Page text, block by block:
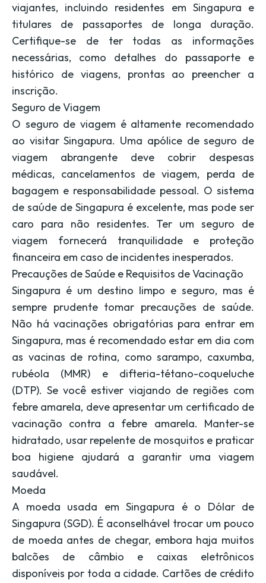
viajantes, incluindo residentes em Singapura e
titulares de passaportes de longa duração.
Certifique-se de ter todas as informações
necessárias, como detalhes do passaporte e
histórico de viagens, prontas ao preencher a
inscrição.
Seguro de Viagem
O seguro de viagem é altamente recomendado
ao visitar Singapura. Uma apólice de seguro de
viagem abrangente deve cobrir despesas
médicas, cancelamentos de viagem, perda de
bagagem e responsabilidade pessoal. O sistema
de saúde de Singapura é excelente, mas pode ser
caro para não residentes. Ter um seguro de
viagem fornecerá tranquilidade e proteção
financeira em caso de incidentes inesperados.
Precauções de Saúde e Requisitos de Vacinação
Singapura é um destino limpo e seguro, mas é
sempre prudente tomar precauções de saúde.
Não há vacinações obrigatórias para entrar em
Singapura, mas é recomendado estar em dia com
as vacinas de rotina, como sarampo, caxumba,
rubéola (MMR) e difteria-tétano-coqueluche
(DTP). Se você estiver viajando de regiões com
febre amarela, deve apresentar um certificado de
vacinação contra a febre amarela. Manter-se
hidratado, usar repelente de mosquitos e praticar
boa higiene ajudará a garantir uma viagem
saudável.
Moeda
A moeda usada em Singapura é o Dólar de
Singapura (SGD). É aconselhável trocar um pouco
de moeda antes de chegar, embora haja muitos
balcões de câmbio e caixas eletrônicos
disponíveis por toda a cidade. Cartões de crédito